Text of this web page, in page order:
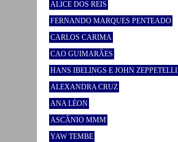
ALICE DOS REIS
FERNANDO MARQUES PENTEADO
CARLOS CARIMA
CAO GUIMARÃES
HANS IBELINGS E JOHN ZEPPETELLI
ALEXANDRA CRUZ
ANA LÉON
ASCÂNIO MMM
YAW TEMBE